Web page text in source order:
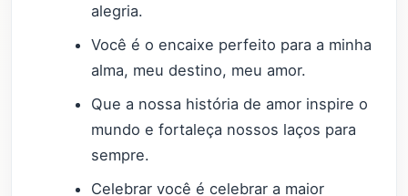
alegria.
Você é o encaixe perfeito para a minha
alma, meu destino, meu amor.
Que a nossa história de amor inspire o
mundo e fortaleça nossos laços para
sempre.
Celebrar você é celebrar a maior